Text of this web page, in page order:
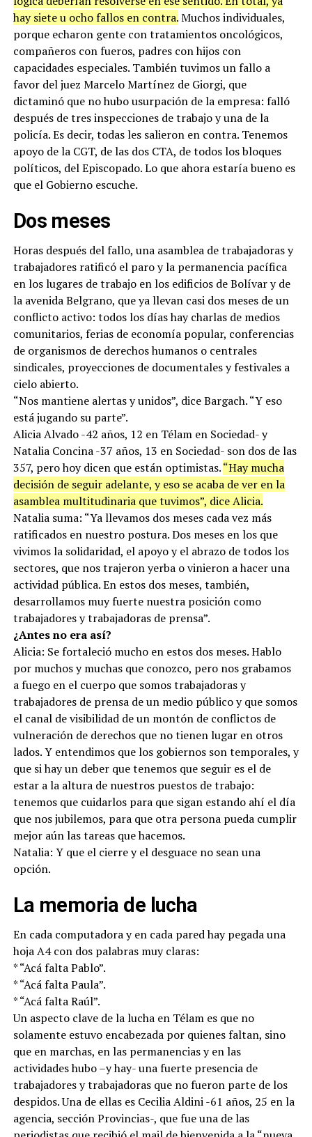
lógica deberían resolverse en ese sentido. En total, ya
hay siete u ocho fallos en contra.Muchos individuales,
porque echaron gente con tratamientos oncológicos,
compañeros con fueros, padres con hijos con
capacidades especiales. También tuvimos un fallo a
favor del juez Marcelo Martínez de Giorgi, que
dictaminó que no hubo usurpación de la empresa: falló
después de tres inspecciones de trabajo y una de la
policía. Es decir, todas les salieron en contra. Tenemos
apoyo de la CGT, de las dos CTA, de todos los bloques
políticos, del Episcopado. Lo que ahora estaría bueno es
que el Gobierno escuche.
Dos meses
Horas después del fallo, una asamblea de trabajadoras y
trabajadores ratificó el paro y la permanencia pacífica
en los lugares de trabajo en los edificios de Bolívar y de
la avenida Belgrano, que ya llevan casi dos meses de un
conflicto activo: todos los días hay charlas de medios
comunitarios, ferias de economía popular, conferencias
de organismos de derechos humanos o centrales
sindicales, proyecciones de documentales y festivales a
cielo abierto.
“Nos mantiene alertas y unidos”, dice Bargach. “Y eso
está jugando su parte”.
Alicia Alvado -42 años, 12 en Télam en Sociedad- y
Natalia Concina -37 años, 13 en Sociedad- son dos de las
357, pero hoy dicen que están optimistas.“Hay mucha
decisión de seguir adelante, y eso se acaba de ver en la
asamblea multitudinaria que tuvimos”, dice Alicia.
Natalia suma: “Ya llevamos dos meses cada vez más
ratificados en nuestro postura. Dos meses en los que
vivimos la solidaridad, el apoyo y el abrazo de todos los
sectores, que nos trajeron yerba o vinieron a hacer una
actividad pública. En estos dos meses, también,
desarrollamos muy fuerte nuestra posición como
trabajadores y trabajadoras de prensa”.
¿Antes no era así?
Alicia: Se fortaleció mucho en estos dos meses. Hablo
por muchos y muchas que conozco, pero nos grabamos
a fuego en el cuerpo que somos trabajadoras y
trabajadores de prensa de un medio público y que somos
el canal de visibilidad de un montón de conflictos de
vulneración de derechos que no tienen lugar en otros
lados. Y entendimos que los gobiernos son temporales, y
que si hay un deber que tenemos que seguir es el de
estar a la altura de nuestros puestos de trabajo:
tenemos que cuidarlos para que sigan estando ahí el día
que nos jubilemos, para que otra persona pueda cumplir
mejor aún las tareas que hacemos.
Natalia: Y que el cierre y el desguace no sean una
opción.
La memoria de lucha
En cada computadora y en cada pared hay pegada una
hoja A4 con dos palabras muy claras:
* “Acá falta Pablo”.
* “Acá falta Paula”.
* “Acá falta Raúl”.
Un aspecto clave de la lucha en Télam es que no
solamente estuvo encabezada por quienes faltan, sino
que en marchas, en las permanencias y en las
actividades hubo –y hay- una fuerte presencia de
trabajadores y trabajadoras que no fueron parte de los
despidos. Una de ellas es Cecilia Aldini -61 años, 25 en la
agencia, sección Provincias-, que fue una de las